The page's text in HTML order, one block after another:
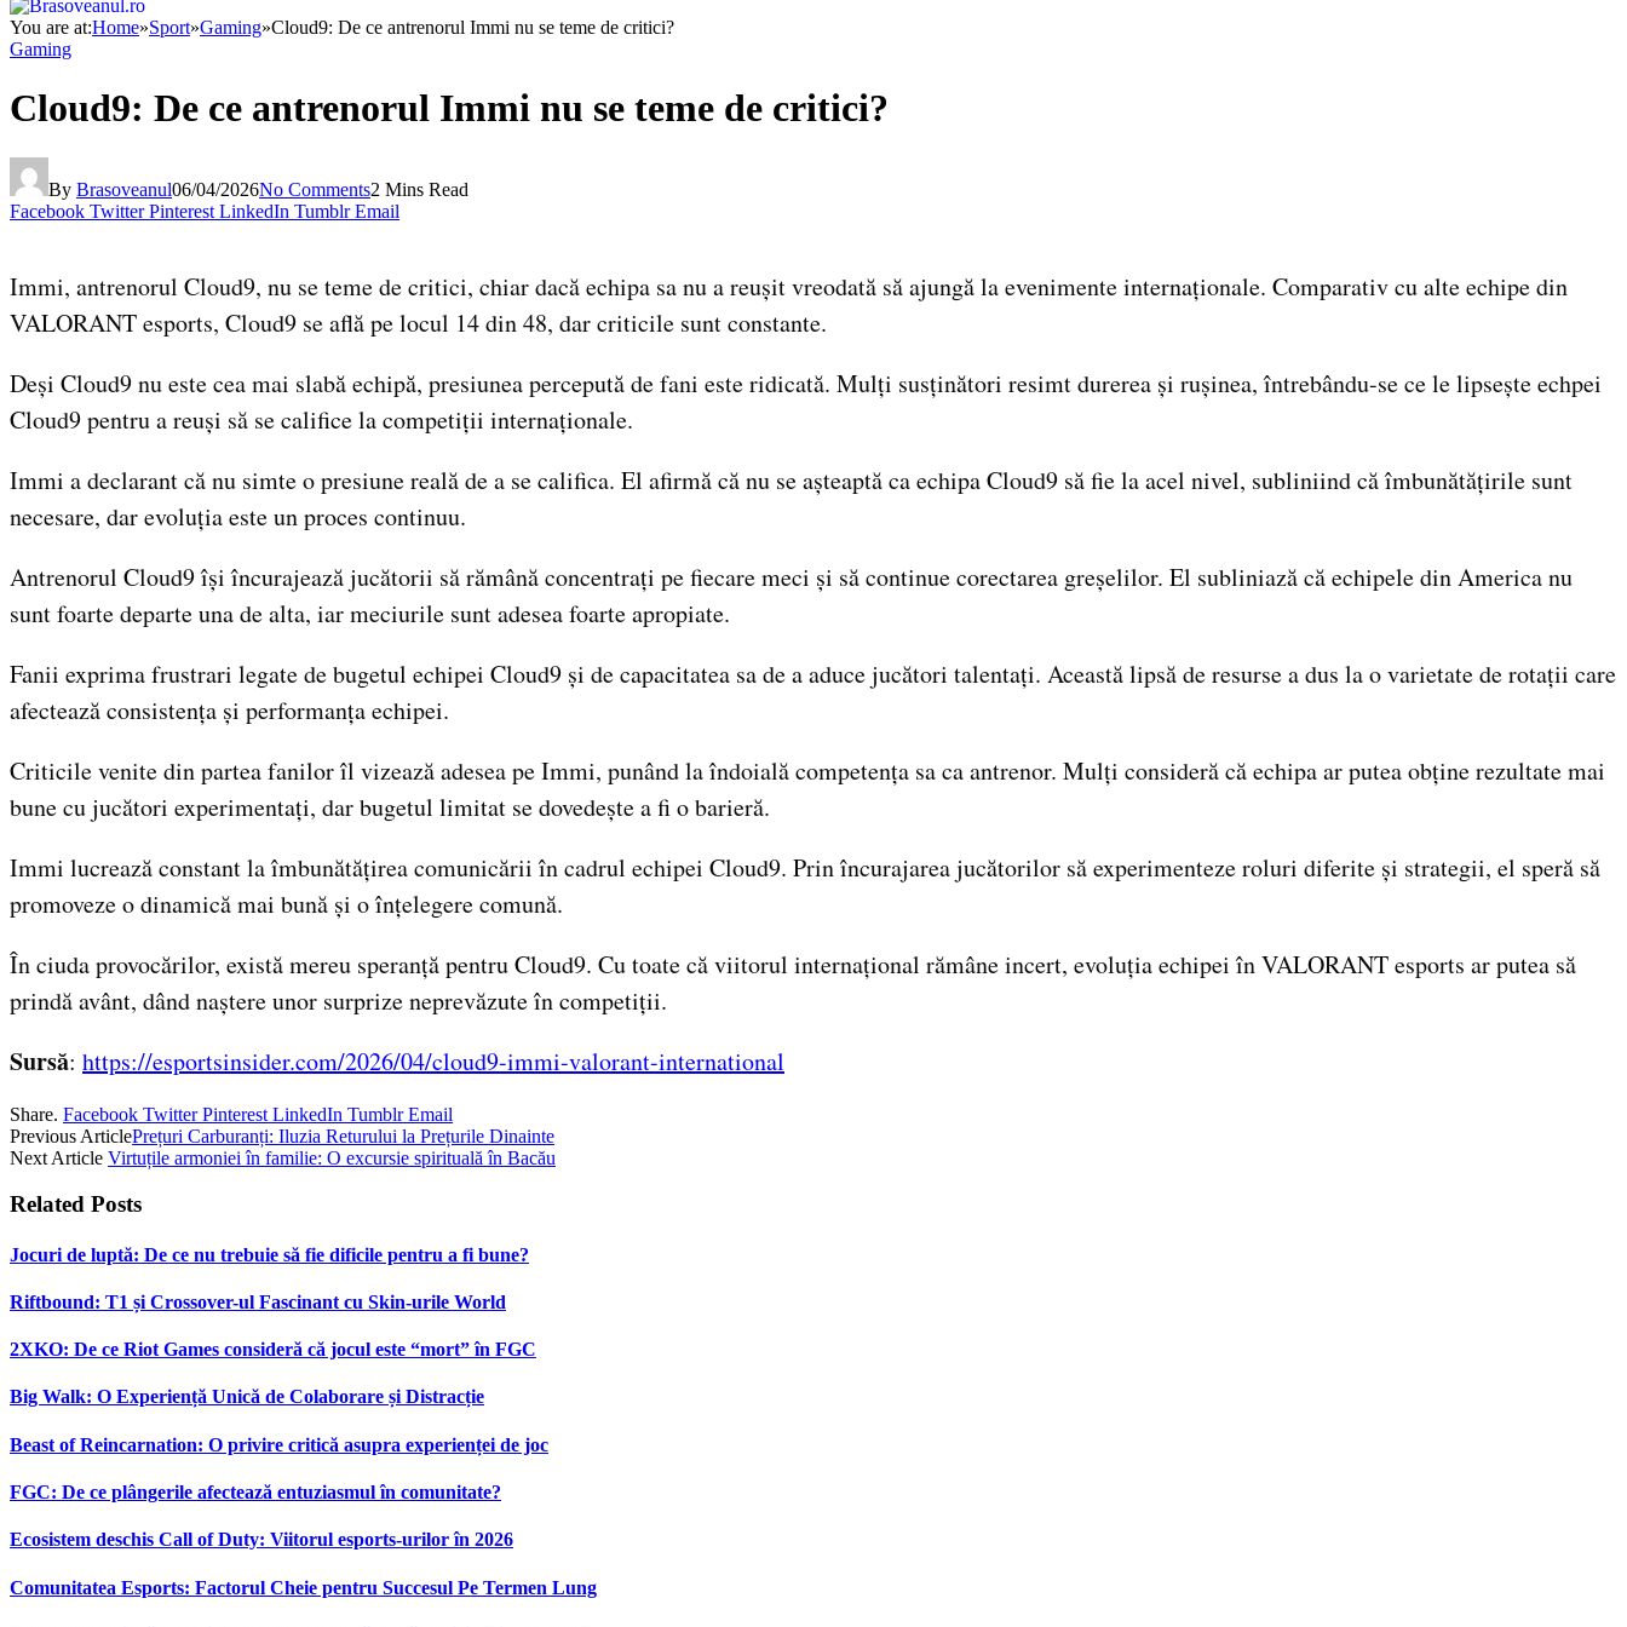
You are at:Home»Sport»Gaming»Cloud9: De ce antrenorul Immi nu se teme de critici?
Gaming
Cloud9: De ce antrenorul Immi nu se teme de critici?
By Brasoveanul06/04/2026No Comments2 Mins Read
Facebook Twitter Pinterest LinkedIn Tumblr Email
Immi, antrenorul Cloud9, nu se teme de critici, chiar dacă echipa sa nu a reușit vreodată să ajungă la evenimente internaționale. Comparativ cu alte echipe din
VALORANT esports, Cloud9 se află pe locul 14 din 48, dar criticile sunt constante.
Deși Cloud9 nu este cea mai slabă echipă, presiunea percepută de fani este ridicată. Mulți susținători resimt durerea și rușinea, întrebându-se ce le lipsește echpei
Cloud9 pentru a reuși să se califice la competiții internaționale.
Immi a declarant că nu simte o presiune reală de a se califica. El afirmă că nu se așteaptă ca echipa Cloud9 să fie la acel nivel, subliniind că îmbunătățirile sunt
necesare, dar evoluția este un proces continuu.
Antrenorul Cloud9 își încurajează jucătorii să rămână concentrați pe fiecare meci și să continue corectarea greșelilor. El subliniază că echipele din America nu
sunt foarte departe una de alta, iar meciurile sunt adesea foarte apropiate.
Fanii exprima frustrari legate de bugetul echipei Cloud9 și de capacitatea sa de a aduce jucători talentați. Această lipsă de resurse a dus la o varietate de rotații care
afectează consistența și performanța echipei.
Criticile venite din partea fanilor îl vizează adesea pe Immi, punând la îndoială competența sa ca antrenor. Mulți consideră că echipa ar putea obține rezultate mai
bune cu jucători experimentați, dar bugetul limitat se dovedește a fi o barieră.
Immi lucrează constant la îmbunătățirea comunicării în cadrul echipei Cloud9. Prin încurajarea jucătorilor să experimenteze roluri diferite și strategii, el speră să
promoveze o dinamică mai bună și o înțelegere comună.
În ciuda provocărilor, există mereu speranță pentru Cloud9. Cu toate că viitorul internațional rămâne incert, evoluția echipei în VALORANT esports ar putea să
prindă avânt, dând naștere unor surprize neprevăzute în competiții.
Sursă: https://esportsinsider.com/2026/04/cloud9-immi-valorant-international
Share. Facebook Twitter Pinterest LinkedIn Tumblr Email
Previous ArticlePrețuri Carburanți: Iluzia Returului la Prețurile Dinainte
Next Article Virtuțile armoniei în familie: O excursie spirituală în Bacău
Related Posts
Jocuri de luptă: De ce nu trebuie să fie dificile pentru a fi bune?
Riftbound: T1 și Crossover-ul Fascinant cu Skin-urile World
2XKO: De ce Riot Games consideră că jocul este “mort” în FGC
Big Walk: O Experiență Unică de Colaborare și Distracție
Beast of Reincarnation: O privire critică asupra experienței de joc
FGC: De ce plângerile afectează entuziasmul în comunitate?
Ecosistem deschis Call of Duty: Viitorul esports-urilor în 2026
Comunitatea Esports: Factorul Cheie pentru Succesul Pe Termen Lung